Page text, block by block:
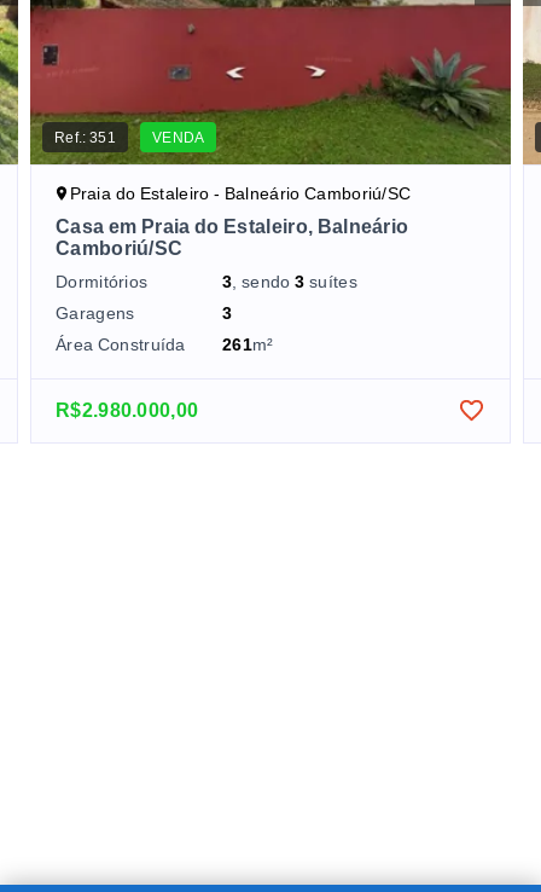
Ref.:351 VENDA
Praia do Estaleiro - Balneário Camboriú/SC
Casa em Praia do Estaleiro, Balneário
Camboriú/SC
Dormitórios 3 , sendo3 suítes
Garagens
3
Área Construída
261m²
R$2.980.000,00